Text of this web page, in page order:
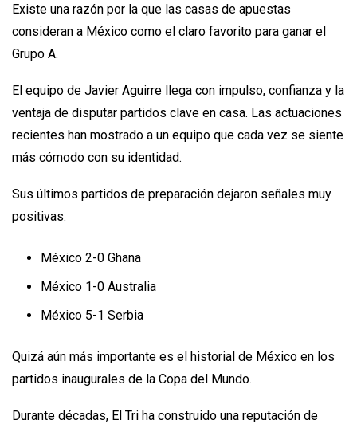
Existe una razón por la que las casas de apuestas
consideran a México como el claro favorito para ganar el
Grupo A.
El equipo de Javier Aguirre llega con impulso, confianza y la
ventaja de disputar partidos clave en casa. Las actuaciones
recientes han mostrado a un equipo que cada vez se siente
más cómodo con su identidad.
Sus últimos partidos de preparación dejaron señales muy
positivas:
México 2-0 Ghana
México 1-0 Australia
México 5-1 Serbia
Quizá aún más importante es el historial de México en los
partidos inaugurales de la Copa del Mundo.
Durante décadas, El Tri ha construido una reputación de